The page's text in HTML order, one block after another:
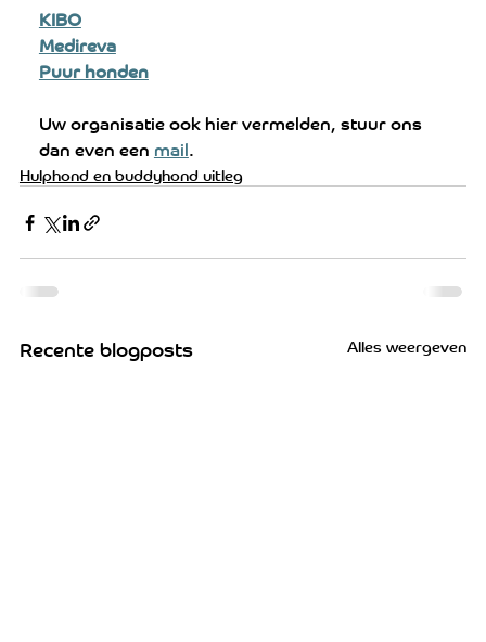
KIBO
Medireva
Puur honden
Uw organisatie ook hier vermelden, stuur ons
dan even een mail.
Hulphond en buddyhond uitleg
Recente blogposts Alles weergeven